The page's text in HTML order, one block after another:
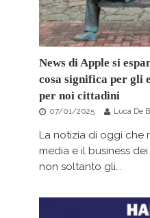
News di Apple si
cosa significa per gli
per noi cittadini
07/01/2025 Luca De
La notizia di oggi che
media e il business
non soltanto gli...